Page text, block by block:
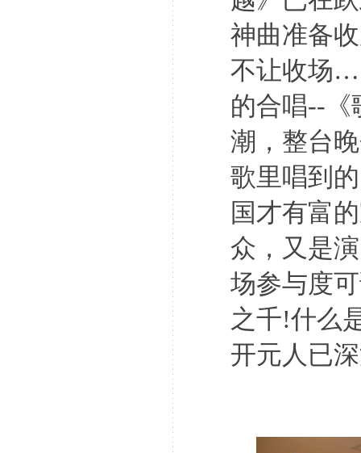
神曲准备
不让收场
的合唱--
潮，整台
歌里唱到的
国才有富
众，又是
场参与度
之千!什么
开元人已